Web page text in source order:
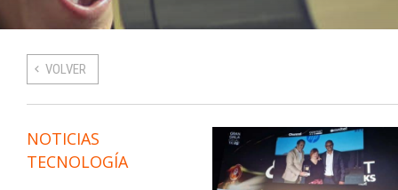
VOLVER
NOTICIAS
TECNOLOGÍA